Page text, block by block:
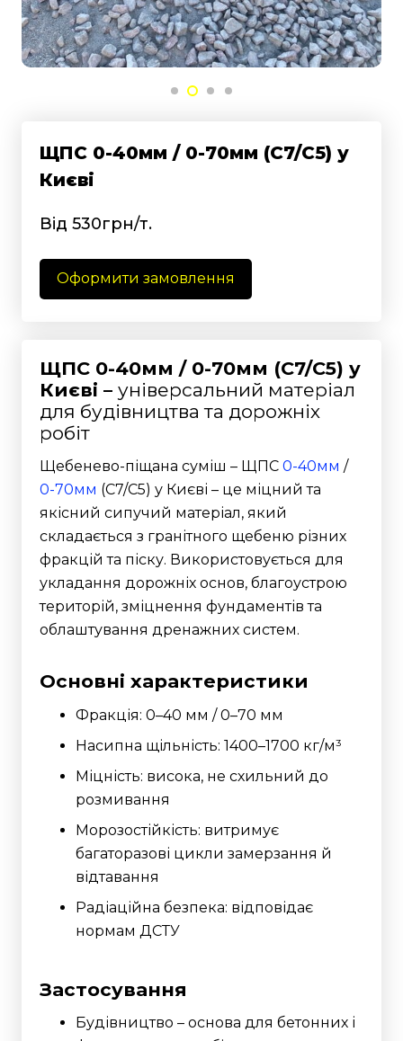
ЩПС 0-40мм / 0-70мм (С7/С5) у
Києві
Від 530грн/т.
Оформити замовлення
ЩПС 0-40мм / 0-70мм (С7/С5) у
Києві – універсальний матеріал
для будівництва та дорожніх
робіт
Щебенево-піщана суміш – ЩПС 0-40мм /
0-70мм (С7/С5) у Києві – це міцний та
якісний сипучий матеріал, який
складається з гранітного щебеню різних
фракцій та піску. Використовується для
укладання дорожніх основ, благоустрою
територій, зміцнення фундаментів та
облаштування дренажних систем.
Основні характеристики
Фракція: 0–40 мм / 0–70 мм
Насипна щільність: 1400–1700 кг/м³
Міцність: висока, не схильний до
розмивання
Морозостійкість: витримує
багаторазові цикли замерзання й
відтавання
Радіаційна безпека: відповідає
нормам ДСТУ
Застосування
Будівництво – основа для бетонних і